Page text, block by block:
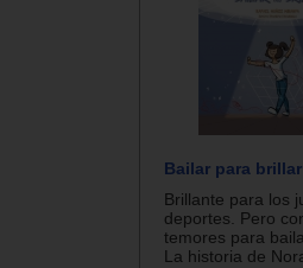
Bailar para brillar
Brillante para los
deportes. Pero
temores para
La historia de